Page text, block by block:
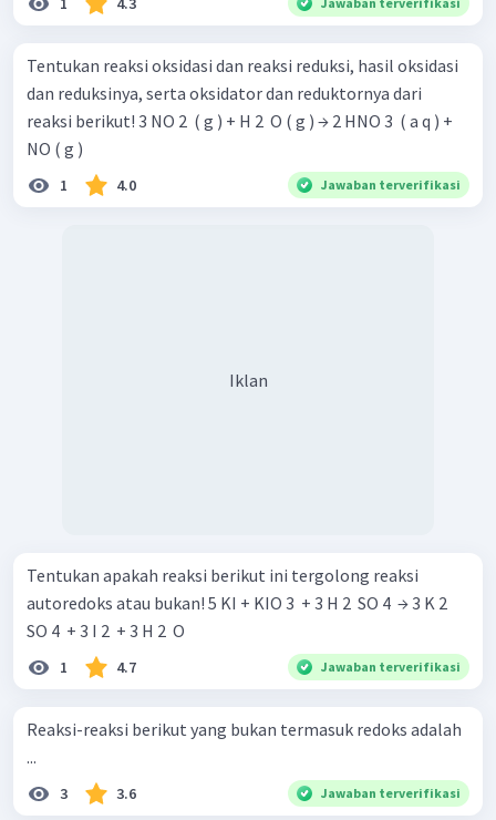
Tentukan reaksi oksidasi dan reaksi reduksi, hasil oksidasi
dan reduksinya, serta oksidator dan reduktornya dari
reaksi berikut! 3 NO 2 ​ ( g ) + H 2 ​ O ( g ) → 2 HNO 3 ​ ( a q ) +
NO ( g )
1 4.0 Jawaban terverifikasi
Iklan
Tentukan apakah reaksi berikut ini tergolong reaksi
autoredoks atau bukan! 5 KI + KIO 3 ​ + 3 H 2 ​ SO 4 ​ → 3 K 2 ​
SO 4 ​ + 3 I 2 ​ + 3 H 2 ​ O
1 4.7 Jawaban terverifikasi
Reaksi-reaksi berikut yang bukan termasuk redoks adalah
...
3 3.6 Jawaban terverifikasi